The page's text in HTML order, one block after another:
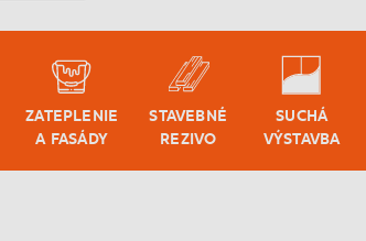
ZATEPLENIE
A FASÁDY
STAVEBNÉ
REZIVO
SUCHÁ
VÝSTAVBA